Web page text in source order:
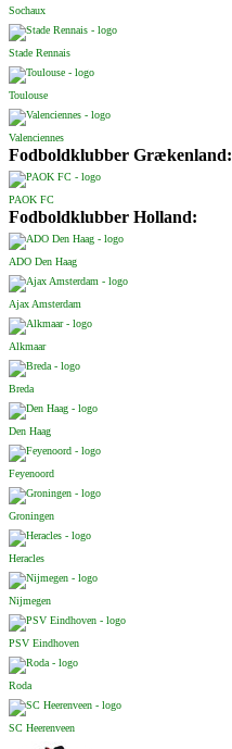
Sochaux
Stade Rennais
Toulouse
Valenciennes
Fodboldklubber Grækenland:
PAOK FC
Fodboldklubber Holland:
ADO Den Haag
Ajax Amsterdam
Alkmaar
Breda
Den Haag
Feyenoord
Groningen
Heracles
Nijmegen
PSV Eindhoven
Roda
SC Heerenveen